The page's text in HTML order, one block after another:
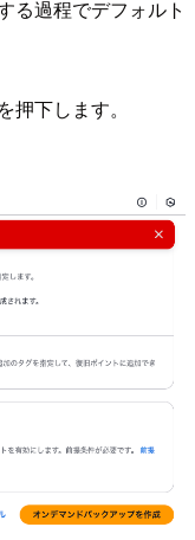
る過程でデフォルト
押下します。